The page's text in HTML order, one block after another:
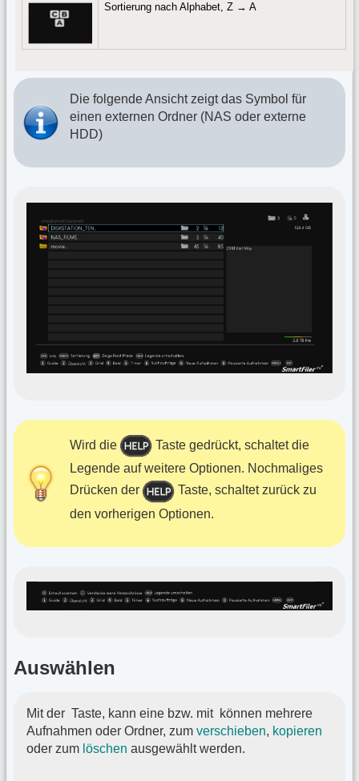
Sortierung nach Alphabet, Z → A
Die folgende Ansicht zeigt das Symbol für
einen externen Ordner (NAS oder externe
HDD)
Wird die
Taste gedrückt, schaltet die
Legende auf weitere Optionen. Nochmaliges
Drücken der
Taste, schaltet zurück zu
den vorherigen Optionen.
Auswählen
Mit der Taste, kann eine bzw. mit können mehrere
Aufnahmen oder Ordner, zum verschieben, kopieren
oder zum löschen ausgewählt werden.